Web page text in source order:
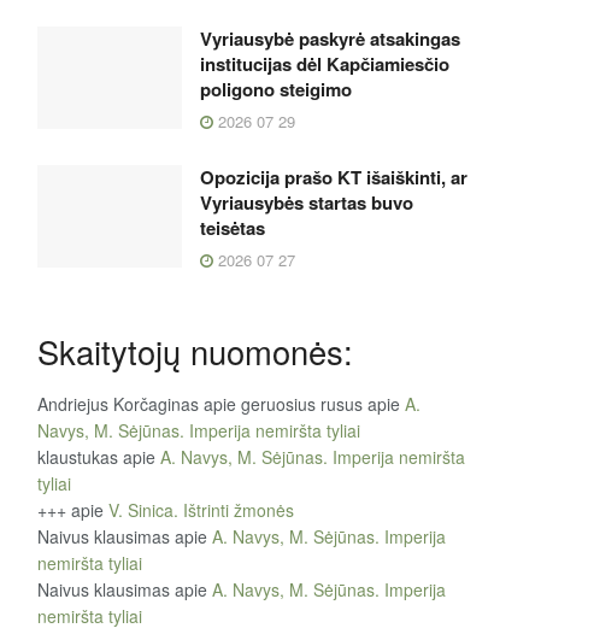
Vyriausybė paskyrė atsakingas
institucijas dėl Kapčiamiesčio
poligono steigimo
2026 07 29
Opozicija prašo KT išaiškinti, ar
Vyriausybės startas buvo
teisėtas
2026 07 27
Skaitytojų nuomonės:
Andriejus Korčaginas apie geruosius rusus apie A.
Navys, M. Sėjūnas. Imperija nemiršta tyliai
klaustukas apie A. Navys, M. Sėjūnas. Imperija nemiršta
tyliai
+++ apie V. Sinica. Ištrinti žmonės
Naivus klausimas apie A. Navys, M. Sėjūnas. Imperija
nemiršta tyliai
Naivus klausimas apie A. Navys, M. Sėjūnas. Imperija
nemiršta tyliai